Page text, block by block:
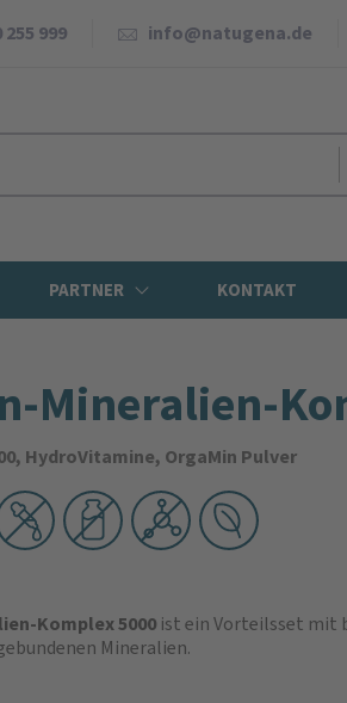
255 999 info@natugena.de
PARTNER KONTAKT
Mine­ralien-
HydroVitamine, OrgaMin Pulver
Komplex 5000 ist ein Vorteilsset mit
Mineralien.